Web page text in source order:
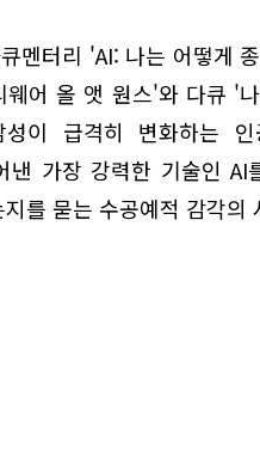
멘터리 'AI: 나는 어떻게
웨어 올 앳 원스'와 다큐 '
이 급격히 변화하는 인
낸 가장 강력한 기술인
를 묻는 수공예적 감각의